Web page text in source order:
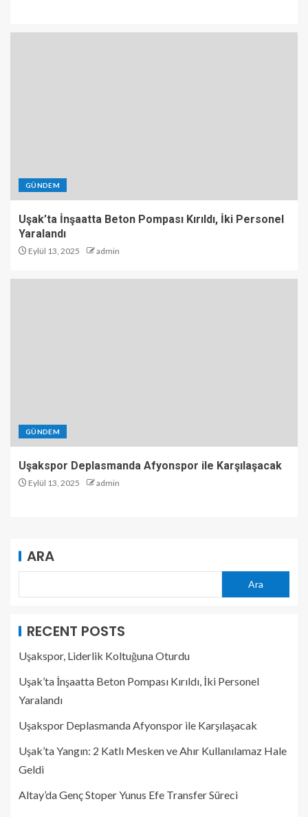
GÜNDEM
Uşak’ta İnşaatta Beton Pompası Kırıldı, İki Personel
Yaralandı
Eylül 13, 2025 admin
GÜNDEM
Uşakspor Deplasmanda Afyonspor ile Karşılaşacak
Eylül 13, 2025 admin
ARA
Ara
RECENT POSTS
Uşakspor, Liderlik Koltuğuna Oturdu
Uşak’ta İnşaatta Beton Pompası Kırıldı, İki Personel
Yaralandı
Uşakspor Deplasmanda Afyonspor ile Karşılaşacak
Uşak’ta Yangın: 2 Katlı Mesken ve Ahır Kullanılamaz Hale
Geldi
Altay’da Genç Stoper Yunus Efe Transfer Süreci